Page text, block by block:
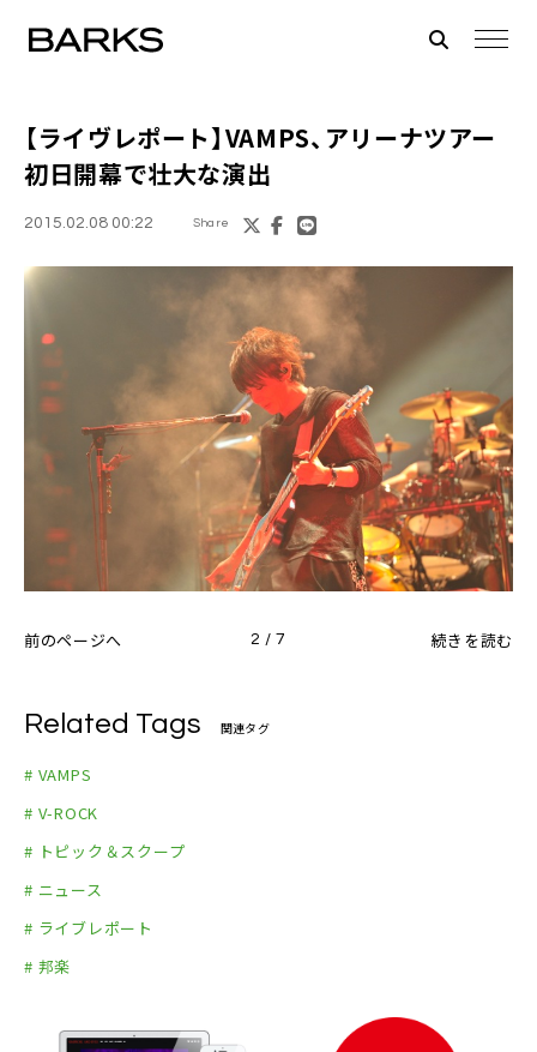
【ライヴレポート】VAMPS、アリーナツアー
初日開幕で壮大な演出
2015.02.08 00:22 Share
前のページへ 2 / 7 続きを読む
Related Tags 関連タグ
# VAMPS
# V-ROCK
# トピック＆スクープ
# ニュース
# ライブレポート
# 邦楽